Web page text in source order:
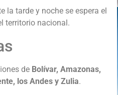
la tarde y noche se espera el
territorio nacional.
de Bolívar, Amazonas,
los Andes y Zulia.